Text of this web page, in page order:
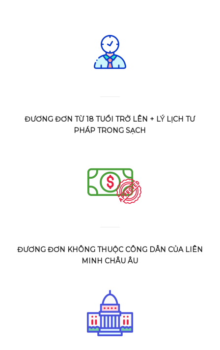
ĐƯƠNG ĐƠN TỪ 18 TUỔI TRỞ LÊN + LÝ LỊCH TƯ
PHÁP TRONG SẠCH
ĐƯƠNG ĐƠN KHÔNG THUỘC CÔNG DÂN CỦA LIÊN
MINH CHÂU ÂU